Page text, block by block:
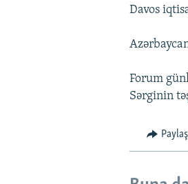
Davos
Forum
Sərginin
Paylaş